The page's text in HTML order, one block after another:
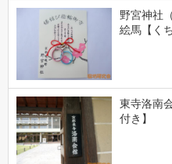
野宮神社
絵馬【く
東寺洛南
付き】